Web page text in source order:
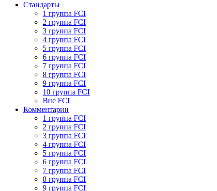
Стандарты
1 группа FCI
2 группа FCI
3 группа FCI
4 группа FCI
5 группа FCI
6 группа FCI
7 группа FCI
8 группа FCI
9 группа FCI
10 группа FCI
Вне FCI
Комментарии
1 группа FCI
2 группа FCI
3 группа FCI
4 группа FCI
5 группа FCI
6 группа FCI
7 группа FCI
8 группа FCI
9 группа FCI